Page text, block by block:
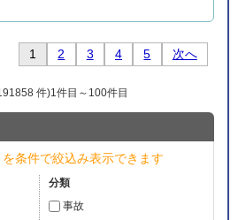
1 2 3 4 5 次へ
件)1件目～100件目
を条件で絞込み表示できます
事故